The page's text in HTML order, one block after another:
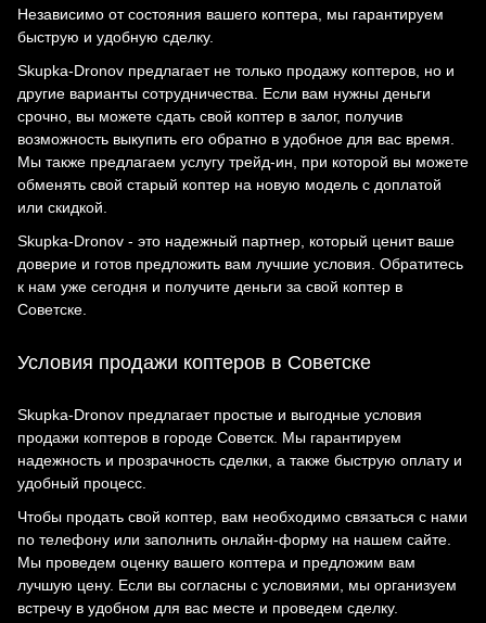
Независимо от состояния вашего коптера, мы гарантируем
быструю и удобную сделку.
Skupka-Dronov предлагает не только продажу коптеров, но и
другие варианты сотрудничества. Если вам нужны деньги
срочно, вы можете сдать свой коптер в залог, получив
возможность выкупить его обратно в удобное для вас время.
Мы также предлагаем услугу трейд-ин, при которой вы можете
обменять свой старый коптер на новую модель с доплатой
или скидкой.
Skupka-Dronov - это надежный партнер, который ценит ваше
доверие и готов предложить вам лучшие условия. Обратитесь
к нам уже сегодня и получите деньги за свой коптер в
Советске.
Условия продажи коптеров в Советске
Skupka-Dronov предлагает простые и выгодные условия
продажи коптеров в городе Советск. Мы гарантируем
надежность и прозрачность сделки, а также быструю оплату и
удобный процесс.
Чтобы продать свой коптер, вам необходимо связаться с нами
по телефону или заполнить онлайн-форму на нашем сайте.
Мы проведем оценку вашего коптера и предложим вам
лучшую цену. Если вы согласны с условиями, мы организуем
встречу в удобном для вас месте и проведем сделку.